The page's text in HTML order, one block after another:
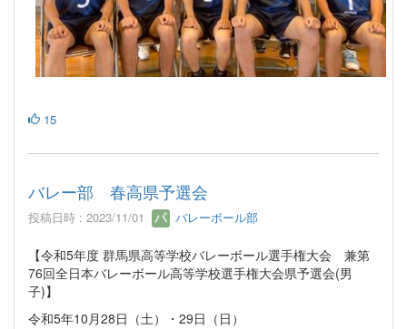
15
バレー部 春高県予選会
投稿日時 : 2023/11/01 バレーボール部
【令和5年度 群馬県高等学校バレーボール選手権大会 兼第
76回全日本バレーボール高等学校選手権大会県予選会(男
子)】
令和5年10月28日（土）・29日（日）